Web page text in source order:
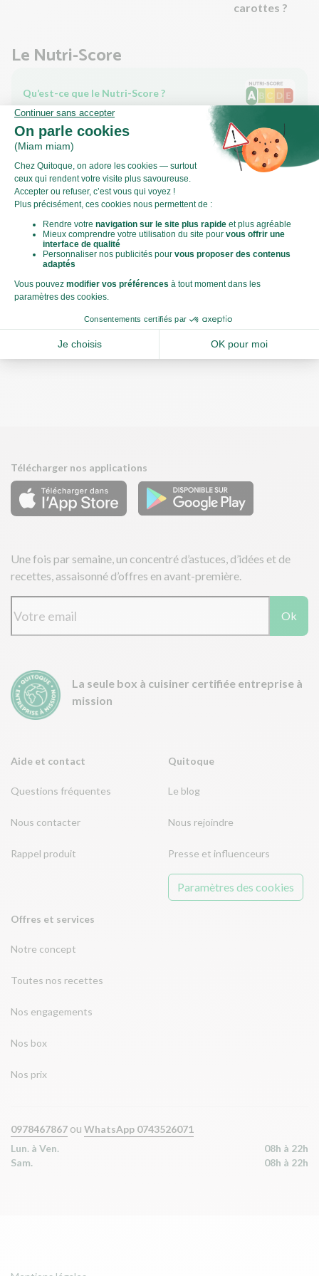
carottes ?
Le Nutri-Score
Qu’est-ce que le Nutri-Score ?
Le Nutri-score est un indicateur destiné à la compréhension
des informations nutritionnelles. Les recettes ou les produits
sont classés de A à E en fonction de leur teneur en aliments à
favoriser (fibres, protéines, fruits, légumes, légumineuses...)
et en aliments à limiter (énergie, acides gras saturés, sucres,
sel...).
Score calculé par
Le Score Carbone
Qu’est-ce que le score carbone ?
carbone de chaque plat et de faire des choix plus éclairés et
toujours aussi gourmands. Plus d'informations
Aide et contact
Questions fréquentes
Nous contacter
Rappel produit
Offres et services
Notre concept
Toutes nos recettes
Nos engagements
Nos box
Nos prix
Quitoque
Le blog
Nous rejoindre
Presse et influenceurs
Paramètres des cookies
Télécharger nos applications
Une fois par semaine, un concentré d’astuces, d’idées et de
recettes, assaisonné d’offres en avant-première.
Ok
La seule box à cuisiner certifiée entreprise à
mission
0978467867 ou WhatsApp 0743526071
Lun. à Ven.
08h à 22h
Sam.
08h à 22h